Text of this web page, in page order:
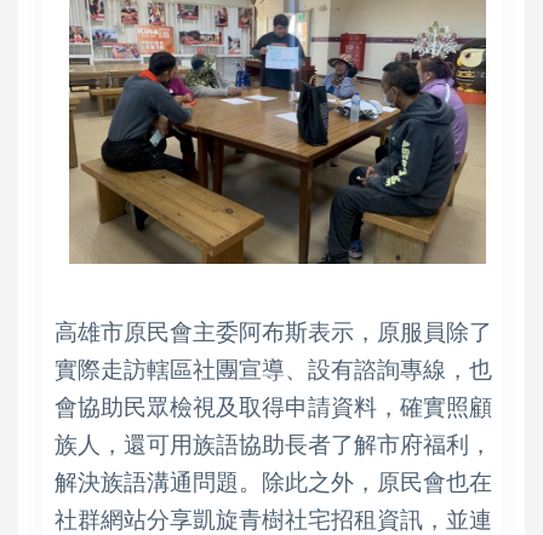
高雄市原民會主委阿布斯表示，原服員除了
實際走訪轄區社團宣導、設有諮詢專線，也
會協助民眾檢視及取得申請資料，確實照顧
族人，還可用族語協助長者了解市府福利，
解決族語溝通問題。除此之外，原民會也在
社群網站分享凱旋青樹社宅招租資訊，並連